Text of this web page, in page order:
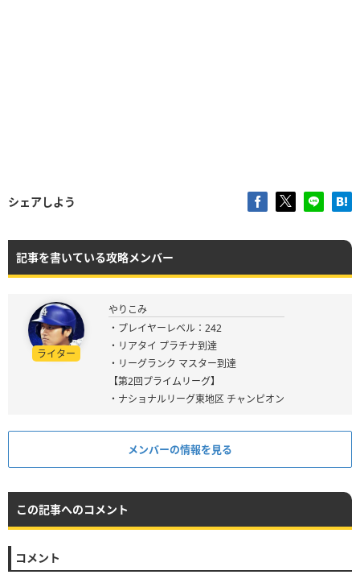
シェアしよう
記事を書いている攻略メンバー
ライター
やりこみ
・プレイヤーレベル：242
・リアタイ プラチナ到達
・リーグランク マスター到達
【第2回プライムリーグ】
・ナショナルリーグ東地区 チャンピオン
メンバーの情報を見る
この記事へのコメント
コメント